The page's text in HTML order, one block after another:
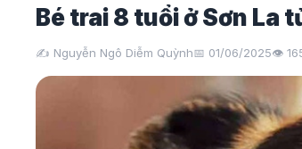
Bé trai 8 tuổi ở Sơn La
✍️ Nguyễn Ngô Diễm Quỳnh📅 01/06/2025👁️